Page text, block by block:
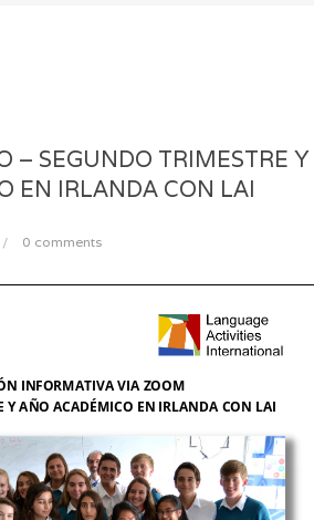
– SEGUNDO TRIMESTRE Y
EN IRLANDA CON LAI
/ 0 comments